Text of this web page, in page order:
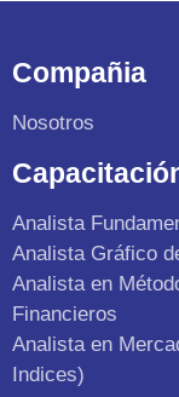
Compañia
Nosotros
Analista
Analista Gráfico
Analista en
Financieros
Analista en
Indices)